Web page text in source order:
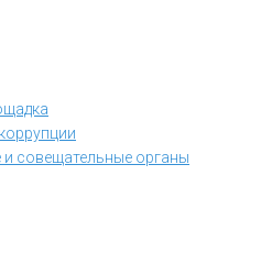
совещательные органы